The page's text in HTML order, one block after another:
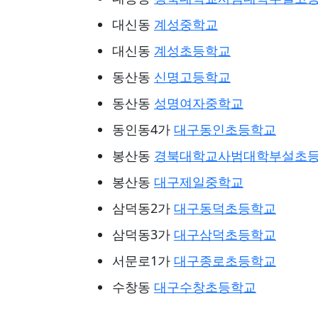
대신동 계성중학교
대신동 계성초등학교
동산동 신명고등학교
동산동 성명여자중학교
동인동4가 대구동인초등학교
봉산동 경북대학교사범대학부설초
봉산동 대구제일중학교
삼덕동2가 대구동덕초등학교
삼덕동3가 대구삼덕초등학교
서문로1가 대구종로초등학교
수창동 대구수창초등학교